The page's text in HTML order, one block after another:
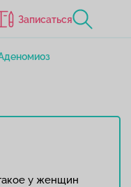
Записаться
у женщин